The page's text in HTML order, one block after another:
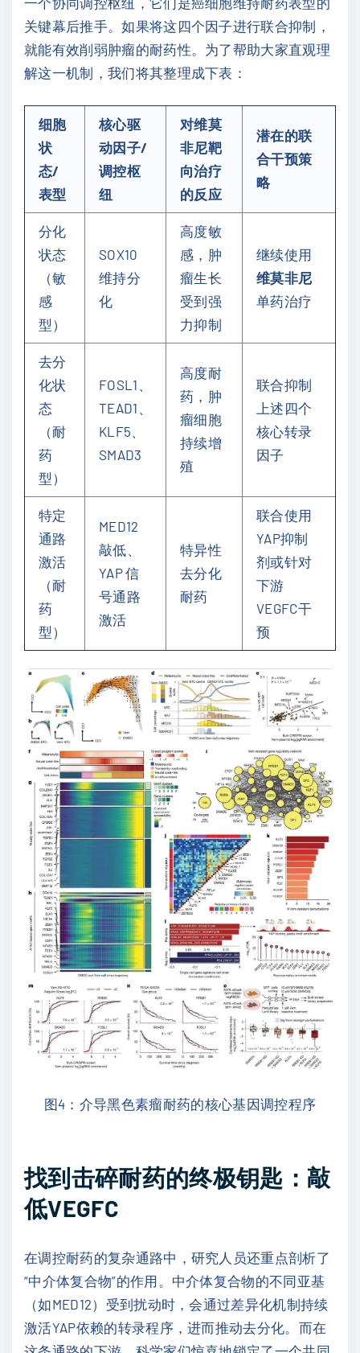
关键幕后推手。如果将这四个因子进行联合抑制，
就能有效削弱肿瘤的耐药性。为了帮助大家直观理
解这一机制，我们将其整理成下表：
细胞
状
态/
表型
核心驱
动因子/
调控枢
纽
对维莫
非尼靶
向治疗
的反应
潜在的联
合干预策
略
分化
状态
（敏
感
型）
SOX10
维持分
化
高度敏
感，肿
瘤生长
受到强
力抑制
继续使用
维莫非尼
单药治疗
去分
化状
态
（耐
药
型）
FOSL1、
TEAD1、
KLF5、
SMAD3
高度耐
药，肿
瘤细胞
持续增
殖
联合抑制
上述四个
核心转录
因子
特定
通路
激活
（耐
药
型）
MED12
敲低、
YAP 信
号通路
激活
特异性
去分化
耐药
联合使用
YAP抑制
剂或针对
下游
VEGFC干
预
图4：介导黑色素瘤耐药的核心基因调控程序
找到击碎耐药的终极钥匙：敲
低VEGFC
在调控耐药的复杂通路中，研究人员还重点剖析了
“中介体复合物”的作用。中介体复合物的不同亚基
（如MED12）受到扰动时，会通过差异化机制持续
激活YAP依赖的转录程序，进而推动去分化。而在